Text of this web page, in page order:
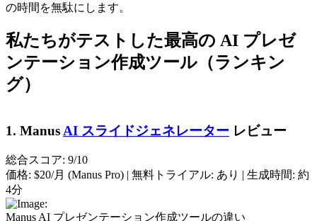
の時間を無駄にします。
私たちがテストした最高の AI プレゼ
ンテーション作成ツール（ランキン
グ）
1. Manus AI スライドジェネレーター レビュー
総合スコア: 9/10
価格: $20/月 (Manus Pro) | 無料トライアル: あり | 生成時間: 約
4分
Manus AI プレゼンテーション作成ツールの違い